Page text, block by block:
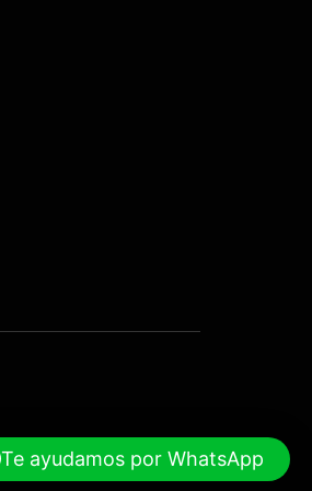
Te ayudamos por WhatsApp